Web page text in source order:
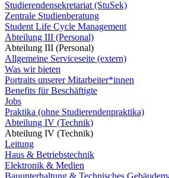
Studierendensekretariat (StuSek)
Zentrale Studienberatung
Student Life Cycle Management
Abteilung III (Personal)
Abteilung III (Personal)
Allgemeine Serviceseite (extern)
Was wir bieten
Portraits unserer Mitarbeiter*innen
Benefits für Beschäftigte
Jobs
Praktika (ohne Studierendenpraktika)
Abteilung IV (Technik)
Abteilung IV (Technik)
Leitung
Haus & Betriebstechnik
Elektronik & Medien
Bauunterhaltung & Technisches